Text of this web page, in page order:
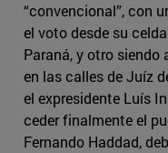
“convencional”, con
el voto desde su
Paraná, y otro
en las calles de Juíz
el expresidente Luís
ceder finalmente el
Fernando Haddad,